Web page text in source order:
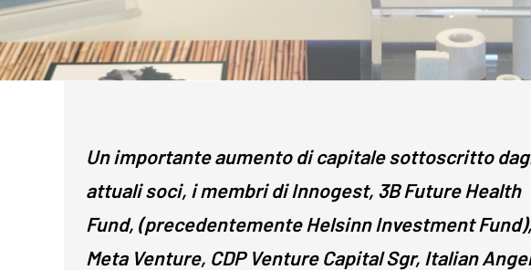
Un importante aumento di capitale sottoscritto
attuali soci, i membri di Innogest, 3B Future Health
Fund, (precedentemente Helsinn Investment Fund),
Meta Venture, CDP Venture Capital Sgr, Italian